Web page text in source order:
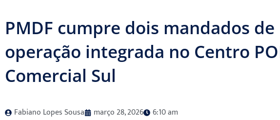
PMDF cumpre dois mandados
operação integrada no Centro
Comercial Sul
Fabiano Lopes Sousa março 28, 2026 6:10 am